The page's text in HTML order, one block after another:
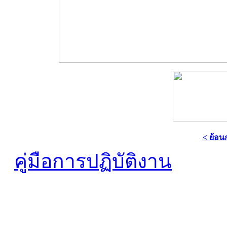
< ย้อน
คู่มือการปฏิบัติงาน